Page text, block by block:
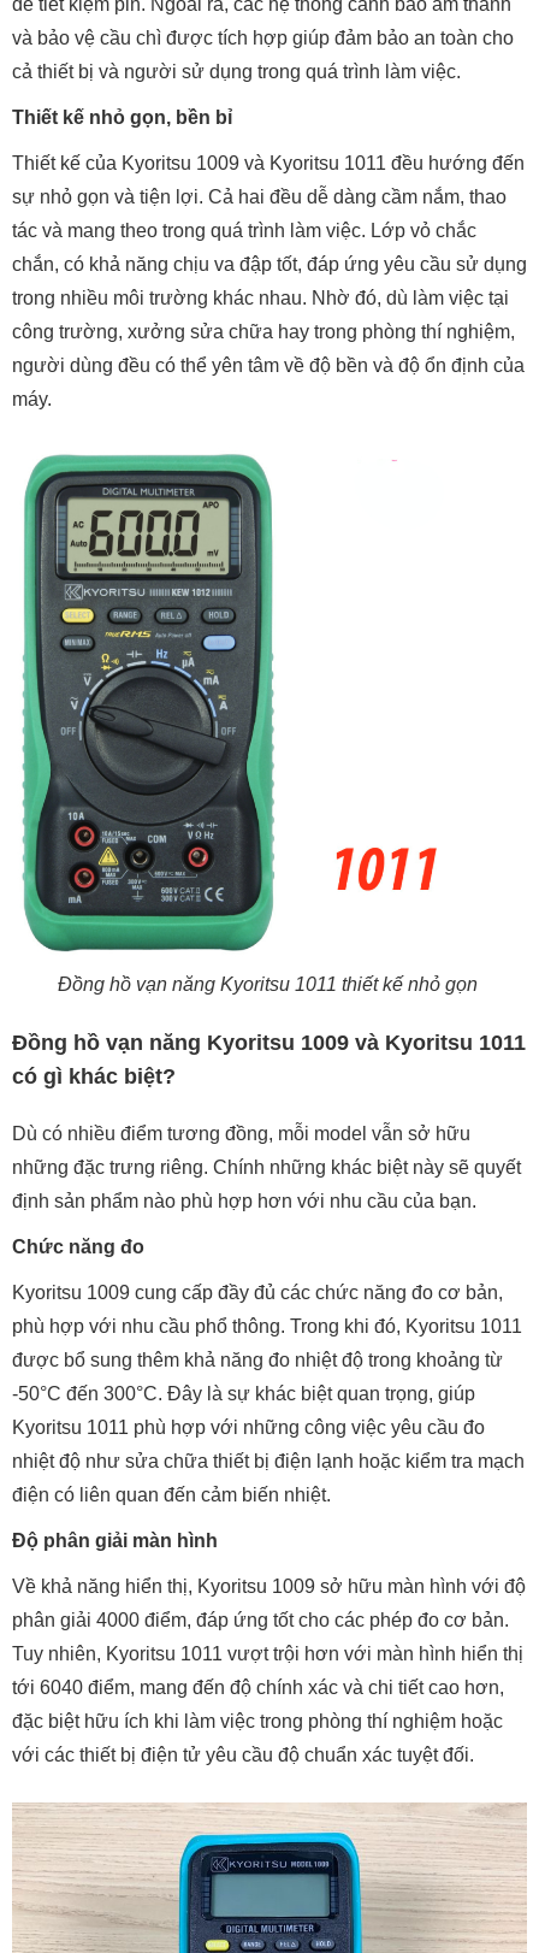
và bảo vệ cầu chì được tích hợp giúp đảm bảo an toàn cho
cả thiết bị và người sử dụng trong quá trình làm việc.
Thiết kế nhỏ gọn, bền bỉ
Thiết kế của Kyoritsu 1009 và Kyoritsu 1011 đều hướng đến
sự nhỏ gọn và tiện lợi. Cả hai đều dễ dàng cầm nắm, thao
tác và mang theo trong quá trình làm việc. Lớp vỏ chắc
chắn, có khả năng chịu va đập tốt, đáp ứng yêu cầu sử dụng
trong nhiều môi trường khác nhau. Nhờ đó, dù làm việc tại
công trường, xưởng sửa chữa hay trong phòng thí nghiệm,
người dùng đều có thể yên tâm về độ bền và độ ổn định của
máy.
Đồng hồ vạn năng Kyoritsu 1011 thiết kế nhỏ gọn
Đồng hồ vạn năng Kyoritsu 1009 và Kyoritsu 1011
có gì khác biệt?
Dù có nhiều điểm tương đồng, mỗi model vẫn sở hữu
những đặc trưng riêng. Chính những khác biệt này sẽ quyết
định sản phẩm nào phù hợp hơn với nhu cầu của bạn.
Chức năng đo
Kyoritsu 1009 cung cấp đầy đủ các chức năng đo cơ bản,
phù hợp với nhu cầu phổ thông. Trong khi đó, Kyoritsu 1011
được bổ sung thêm khả năng đo nhiệt độ trong khoảng từ
-50°C đến 300°C. Đây là sự khác biệt quan trọng, giúp
Kyoritsu 1011 phù hợp với những công việc yêu cầu đo
nhiệt độ như sửa chữa thiết bị điện lạnh hoặc kiểm tra mạch
điện có liên quan đến cảm biến nhiệt.
Độ phân giải màn hình
Về khả năng hiển thị, Kyoritsu 1009 sở hữu màn hình với độ
phân giải 4000 điểm, đáp ứng tốt cho các phép đo cơ bản.
Tuy nhiên, Kyoritsu 1011 vượt trội hơn với màn hình hiển thị
tới 6040 điểm, mang đến độ chính xác và chi tiết cao hơn,
đặc biệt hữu ích khi làm việc trong phòng thí nghiệm hoặc
với các thiết bị điện tử yêu cầu độ chuẩn xác tuyệt đối.